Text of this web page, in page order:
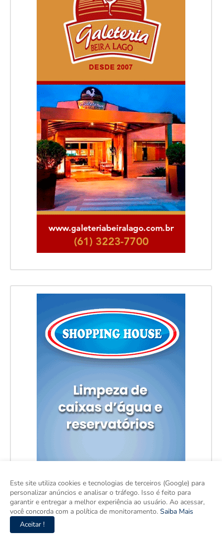
Este site utiliza cookies e tecnologias de terceiros (Google) para
personalizar anúncios e analisar o tráfego. Isso é feito para
garantir e entregar a melhor experiência ao usuário. Ao acessar,
você concorda com a política de monitoramento. Saiba Mais
Aceitar !